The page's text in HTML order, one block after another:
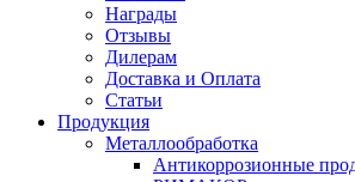
Награды
Отзывы
Дилерам
Доставка и Оплата
Статьи
Продукция
Металлообработка
Антикоррозионные